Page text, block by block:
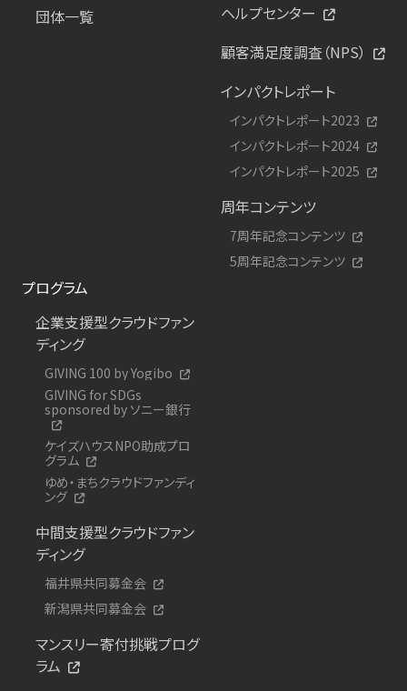
団体一覧
ヘルプセンター
顧客満足度調査（NPS）
インパクトレポート
インパクトレポート2023
インパクトレポート2024
インパクトレポート2025
周年コンテンツ
7周年記念コンテンツ
5周年記念コンテンツ
プログラム
企業支援型クラウドファン
ディング
GIVING 100 by Yogibo
GIVING for SDGs
sponsored by ソニー銀行
ケイズハウスNPO助成プロ
グラム
ゆめ・まちクラウドファンディ
ング
中間支援型クラウドファン
ディング
福井県共同募金会
新潟県共同募金会
マンスリー寄付挑戦プログ
ラム